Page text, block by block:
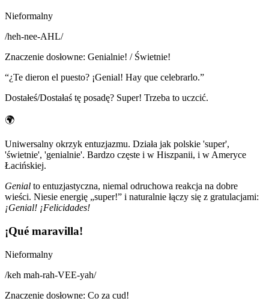
Nieformalny
/heh-nee-AHL/
Znaczenie dosłowne: Genialnie! / Świetnie!
“¿Te dieron el puesto? ¡Genial! Hay que celebrarlo.”
Dostałeś/Dostałaś tę posadę? Super! Trzeba to uczcić.
🌍
Uniwersalny okrzyk entuzjazmu. Działa jak polskie 'super',
'świetnie', 'genialnie'. Bardzo częste i w Hiszpanii, i w Ameryce
Łacińskiej.
Genial to entuzjastyczna, niemal odruchowa reakcja na dobre
wieści. Niesie energię „super!” i naturalnie łączy się z gratulacjami:
¡Genial! ¡Felicidades!
¡Qué maravilla!
Nieformalny
/keh mah-rah-VEE-yah/
Znaczenie dosłowne: Co za cud!